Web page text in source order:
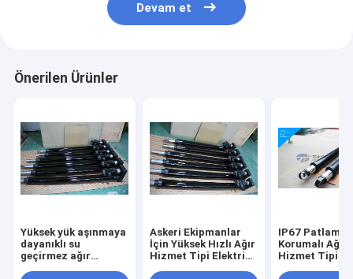
Devam et
Önerilen Ürünler
Yüksek yük aşınmaya
dayanıklı su
geçirmez ağır
Askeri Ekipmanlar
İçin Yüksek Hızlı Ağır
Hizmet Tipi Elektrikli
IP67 Patlama
Korumalı Ağır
Hizmet Tipi